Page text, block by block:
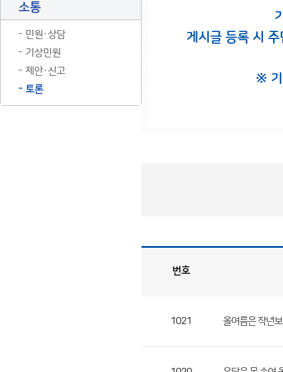
소통
민원·상담
기상민원
제안·신고
토론
게시글 등록 시
※ 기
번호
1021 올여름은 작년